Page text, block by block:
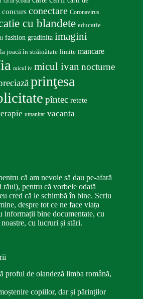
concurs conectare Coronavirus
cu blandete educatie
fashion gradinita imagini
la joacă în străinătate limite mancare
micul iv micul ivan nocturne
prinţesa
pîntec retete
umanitar vacanta
că am nevoie să dau pe-afară
pentru că vorbele odată
cred că le schimbă în bine. Scriu
despre tot ce ne face viața
informații bine documentate, cu
cu lucruri și stări.
proful de olandeză limba română,
copiilor, dar și părinților